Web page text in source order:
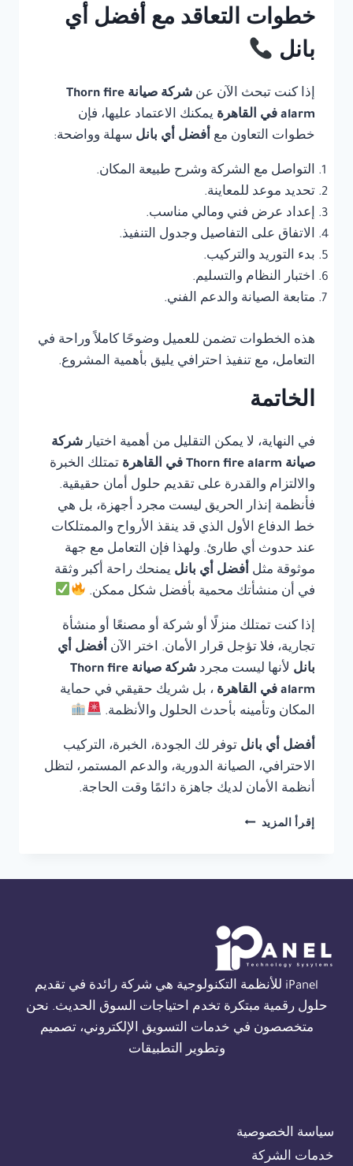
خطوات التعاقد مع أفضل أي
بانل
إذا كنت تبحث الآن عن
شركة صيانة Thorn fire
alarm في القاهرة
يمكنك الاعتماد عليها، فإن
خطوات التعاون مع أفضل أي بانل سهلة وواضحة:
التواصل مع الشركة وشرح طبيعة المكان.
تحديد موعد للمعاينة.
إعداد عرض فني ومالي مناسب.
الاتفاق على التفاصيل وجدول التنفيذ.
بدء التوريد والتركيب.
اختبار النظام والتسليم.
متابعة الصيانة والدعم الفني.
هذه الخطوات تضمن للعميل وضوحًا كاملاً وراحة في
التعامل، مع تنفيذ احترافي يليق بأهمية المشروع.
الخاتمة
في النهاية، لا يمكن التقليل من أهمية اختيار شركة
صيانة Thorn fire alarm في القاهرة
تمتلك الخبرة
والالتزام والقدرة على تقديم حلول أمان حقيقية.
فأنظمة إنذار الحريق ليست مجرد أجهزة، بل هي
خط الدفاع الأول الذي قد ينقذ الأرواح والممتلكات
عند حدوث أي طارئ. ولهذا فإن التعامل مع جهة
موثوقة مثل أفضل أي بانل يمنحك راحة أكبر وثقة
في أن منشأتك محمية بأفضل شكل ممكن.
إذا كنت تمتلك منزلًا أو شركة أو مصنعًا أو منشأة
تجارية، فلا تؤجل قرار الأمان. اختر الآن أفضل أي
بانل لأنها ليست مجرد
شركة صيانة Thorn fire
alarm في القاهرة
، بل شريك حقيقي في حماية
المكان وتأمينه بأحدث الحلول والأنظمة.
أفضل أي بانل توفر لك الجودة، الخبرة، التركيب
الاحترافي، الصيانة الدورية، والدعم المستمر، لتظل
أنظمة الأمان لديك جاهزة دائمًا وقت الحاجة.
إقرأ المزيد شركة
01554305486
iPanel للأنظمة التكنولوجية هي شركة رائدة في تقديم
حلول رقمية مبتكرة تخدم احتياجات السوق الحديث. نحن
متخصصون في خدمات التسويق الإلكتروني، تصميم
وتطوير التطبيقات
سياسة الخصوصية
خدمات الشركة